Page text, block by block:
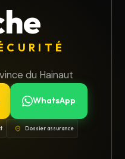
du Hainaut
WhatsApp
Dossier assurance